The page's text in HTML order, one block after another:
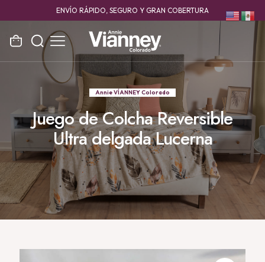
ENVÍO RÁPIDO, SEGURO Y GRAN COBERTURA
Annie VÍANNEY Colorado
Juego de Colcha Reversible
Ultra delgada Lucerna